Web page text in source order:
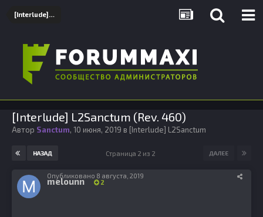
[Interlude] L2Sanctum
[Interlude] L2Sanctum (Rev. 460)
Автор Sanctum, 10 июня, 2019 в [Interlude] L2Sanctum
НАЗАД ДАЛЕЕ
Страница 2 из 2
melounn 2
Опубликовано 8 августа, 2019